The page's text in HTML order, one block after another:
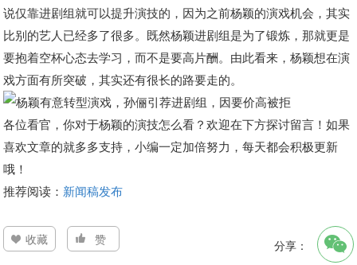
说仅靠进剧组就可以提升演技的，因为之前杨颖的演戏机会，其实
比别的艺人已经多了很多。既然杨颖进剧组是为了锻炼，那就更是
要抱着空杯心态去学习，而不是要高片酬。由此看来，杨颖想在演
戏方面有所突破，其实还有很长的路要走的。
各位看官，你对于杨颖的演技怎么看？欢迎在下方探讨留言！如果
喜欢文章的就多多支持，小编一定加倍努力，每天都会积极更新
哦！
推荐阅读： 新闻稿发布
收藏 赞 分享：